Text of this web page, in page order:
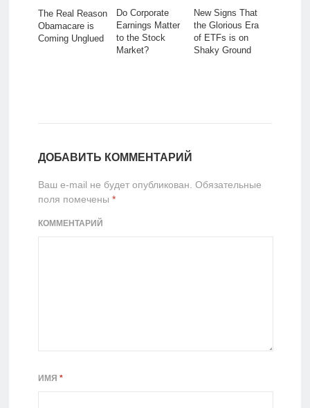
The Real Reason
Obamacare is
Coming Unglued
Do Corporate
Earnings Matter
to the Stock
Market?
New Signs That
the Glorious Era
of ETFs is on
Shaky Ground
ДОБАВИТЬ КОММЕНТАРИЙ
Ваш e-mail не будет опубликован. Обязательные
поля помечены *
КОММЕНТАРИЙ
ИМЯ *